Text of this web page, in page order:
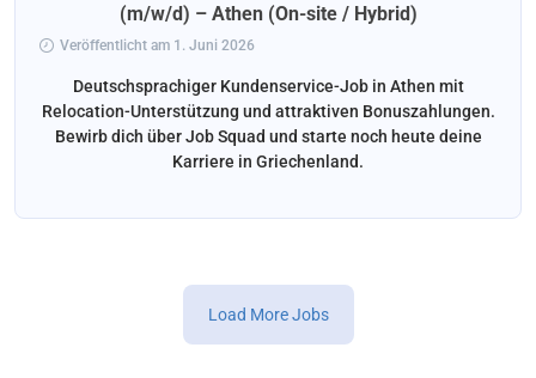
(m/w/d) – Athen (On-site / Hybrid)
Veröffentlicht am 1. Juni 2026
Deutschsprachiger Kundenservice-Job in Athen mit
Relocation-Unterstützung und attraktiven Bonuszahlungen.
Bewirb dich über Job Squad und starte noch heute deine
Karriere in Griechenland.
Load More Jobs